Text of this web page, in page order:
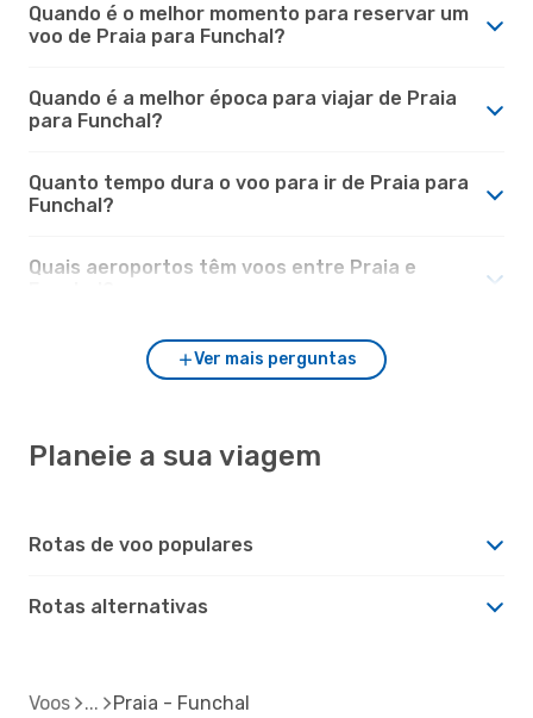
Quando é o melhor momento para reservar um
voo de Praia para Funchal?
Quando é a melhor época para viajar de Praia
para Funchal?
Quanto tempo dura o voo para ir de Praia para
Funchal?
Quais aeroportos têm voos entre Praia e
Ver mais perguntas
Planeie a sua viagem
Rotas de voo populares
Rotas alternativas
Voos Praia - Funchal